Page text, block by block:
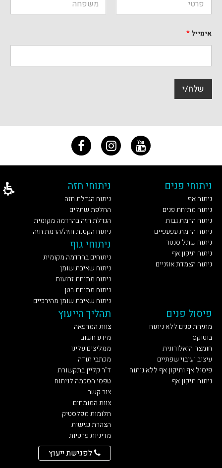
פ
ט
אימייל*
שלח/י
ניתוחי פנים
ניתוח אף
ניתוח מתיחת פנים
ניתוח הרמת גבות
ניתוח הרמת עפעפיים
ניתוח שתל סנטר
ניתוח תיקון אף
ניתוח הצמדת אוזניים
ניתוחי חזה
ניתוח הגדלת חזה
החלפת שתלים
הגדלת חזה בהרדמה מקומית
ניתוח הקטנת חזה/הרמת חזה
ניתוחי גוף
ניתוחים בהרדמה מקומית
ניתוח שאיבת שומן
ניתוח מתיחת זרועות
ניתוח מתיחת בטן
ניתוח שאיבת שומן מהירכיים
פיסול פנים
מתיחת פנים ללא ניתוח
בוטוקס
חומצה היאלורונית
עיצוב ועיבוי שפתיים
פיסול אף ותיקון אף ללא ניתוח
ניתוח תיקון אף
תהליך הייעוץ
צוות המרפאה
מידע חשוב
ממליצים עלינו
מכתבי תודה
ד"ר קליין בתקשורת
טפסי הסכמה לניתוח
צור קשר
צוות המומחים
חלומות מפלסטיק
הצהרת נגישות
מדיניות פרטיות
לפגישת ייעוץ